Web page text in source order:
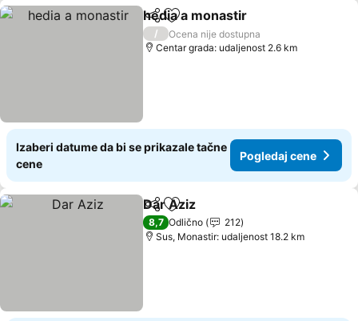
Deli Dodati u favorite
hedia a monastir
/
Ocena nije dostupna
Centar grada: udaljenost 2.6 km
Izaberi datume da bi se prikazale tačne
cene
Pogledaj cene
Deli Dodati u favorite
Dar Aziz
8,7 Odlično
212
Sus, Monastir: udaljenost 18.2 km